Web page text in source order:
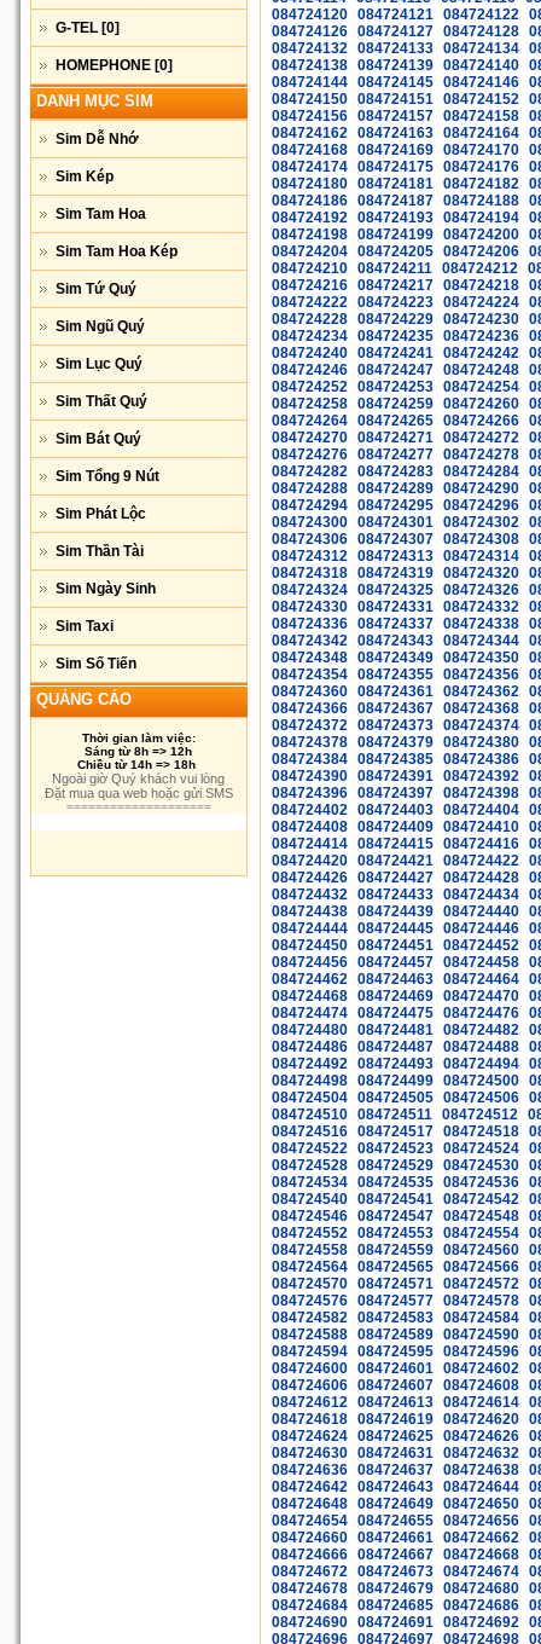
G-TEL [0]
HOMEPHONE [0]
DANH MỤC SIM
Sim Dễ Nhớ
Sim Kép
Sim Tam Hoa
Sim Tam Hoa Kép
Sim Tứ Quý
Sim Ngũ Quý
Sim Lục Quý
Sim Thất Quý
Sim Bát Quý
Sim Tổng 9 Nút
Sim Phát Lộc
Sim Thần Tài
Sim Ngày Sinh
Sim Taxi
Sim Số Tiến
QUẢNG CÁO
Thời gian làm việc:
Sáng từ 8h => 12h
Chiều từ 14h => 18h
Ngoài giờ Quý khách vui lòng
Đặt mua qua web hoặc gửi SMS
====================
084724120 084724121 084724122
084724126 084724127 084724128
084724132 084724133 084724134
084724138 084724139 084724140
084724144 084724145 084724146
084724150 084724151 084724152
084724156 084724157 084724158
084724162 084724163 084724164
084724168 084724169 084724170
084724174 084724175 084724176
084724180 084724181 084724182
084724186 084724187 084724188
084724192 084724193 084724194
084724198 084724199 084724200
084724204 084724205 084724206
084724210 084724211 084724212
084724216 084724217 084724218
084724222 084724223 084724224
084724228 084724229 084724230
084724234 084724235 084724236
084724240 084724241 084724242
084724246 084724247 084724248
084724252 084724253 084724254
084724258 084724259 084724260
084724264 084724265 084724266
084724270 084724271 084724272
084724276 084724277 084724278
084724282 084724283 084724284
084724288 084724289 084724290
084724294 084724295 084724296
084724300 084724301 084724302
084724306 084724307 084724308
084724312 084724313 084724314
084724318 084724319 084724320
084724324 084724325 084724326
084724330 084724331 084724332
084724336 084724337 084724338
084724342 084724343 084724344
084724348 084724349 084724350
084724354 084724355 084724356
084724360 084724361 084724362
084724366 084724367 084724368
084724372 084724373 084724374
084724378 084724379 084724380
084724384 084724385 084724386
084724390 084724391 084724392
084724396 084724397 084724398
084724402 084724403 084724404
084724408 084724409 084724410
084724414 084724415 084724416
084724420 084724421 084724422
084724426 084724427 084724428
084724432 084724433 084724434
084724438 084724439 084724440
084724444 084724445 084724446
084724450 084724451 084724452
084724456 084724457 084724458
084724462 084724463 084724464
084724468 084724469 084724470
084724474 084724475 084724476
084724480 084724481 084724482
084724486 084724487 084724488
084724492 084724493 084724494
084724498 084724499 084724500
084724504 084724505 084724506
084724510 084724511 084724512
084724516 084724517 084724518
084724522 084724523 084724524
084724528 084724529 084724530
084724534 084724535 084724536
084724540 084724541 084724542
084724546 084724547 084724548
084724552 084724553 084724554
084724558 084724559 084724560
084724564 084724565 084724566
084724570 084724571 084724572
084724576 084724577 084724578
084724582 084724583 084724584
084724588 084724589 084724590
084724594 084724595 084724596
084724600 084724601 084724602
084724606 084724607 084724608
084724612 084724613 084724614
084724618 084724619 084724620
084724624 084724625 084724626
084724630 084724631 084724632
084724636 084724637 084724638
084724642 084724643 084724644
084724648 084724649 084724650
084724654 084724655 084724656
084724660 084724661 084724662
084724666 084724667 084724668
084724672 084724673 084724674
084724678 084724679 084724680
084724684 084724685 084724686
084724690 084724691 084724692
084724696 084724697 084724698